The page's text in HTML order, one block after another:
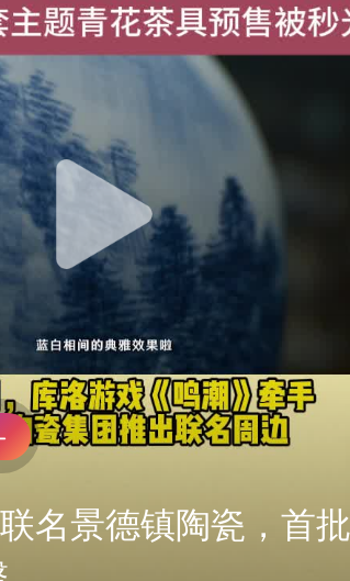
名景德镇陶瓷，首批